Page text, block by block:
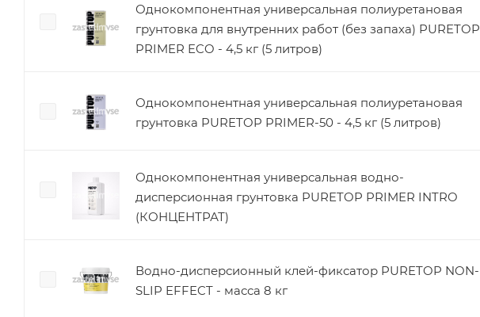
Однокомпонентная универсальная полиуретановая
грунтовка для внутренних работ (без запаха) PURETOP
PRIMER ECO - 4,5 кг (5 литров)
Однокомпонентная универсальная полиуретановая
грунтовка PURETOP PRIMER-50 - 4,5 кг (5 литров)
Однокомпонентная универсальная водно-
дисперсионная грунтовка PURETOP PRIMER INTRO
(КОНЦЕНТРАТ)
Водно-дисперсионный клей-фиксатор PURETOP NON-
SLIP EFFECT - масса 8 кг